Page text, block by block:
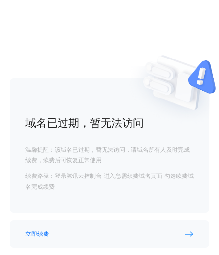
域名已过期，暂无法访问
温馨提醒：该域名已过期，暂无法访问，请域名所有人及时完成
续费，续费后可恢复正常使用
续费路径：登录腾讯云控制台-进入急需续费域名页面-勾选续费域
名完成续费
立即续费